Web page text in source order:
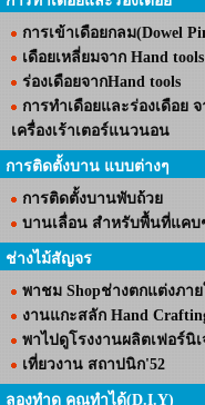
การเข้าเดือยกลม(Dowel
เดือยเหลี่ยมจาก Hand tools
ร่องเดือยจากHand tools
การทำเดือยและร่องเดือย จ
เครื่องเร้าเตอร์แนวนอน
การติดตั้งบาน แบบต่างๆ
การติดตั้งบานพับถ้วย
บานเลื่อน สำหรับพื้นที่แคบ
ช่างไม้สัญจร
พาชม Shopช่างตกแต่งภา
งานแกะสลัก Hand
พาไปดูโรงงานผลิตเฟอร์นิเ
เที่ยวงาน สถาปนิก'52
ลองทำดู คุณทำได้(D.I.Y)